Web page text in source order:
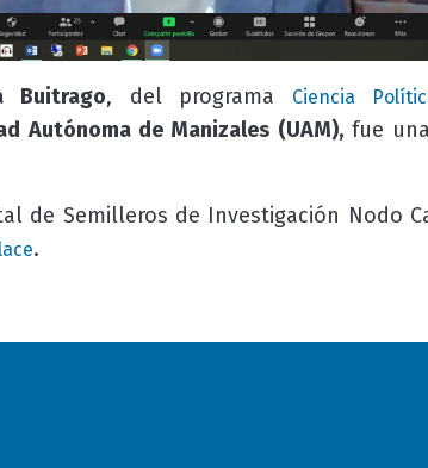
Buitrago, del programa
Ciencia
Autónoma de Manizales (UAM),fue
de Semilleros de Investigación Nodo
.